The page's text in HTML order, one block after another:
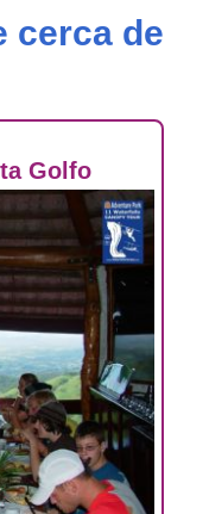
cerca de
Golfo